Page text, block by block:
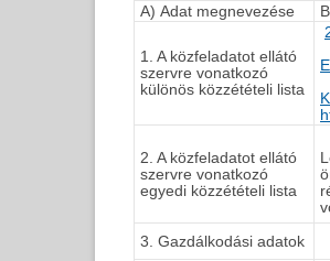
A) Adat megnevezése
1. A közfeladatot ellátó
szervre vonatkozó
különös közzétételi lista
2. A közfeladatot ellátó
szervre vonatkozó
egyedi közzétételi lista
3. Gazdálkodási adatok